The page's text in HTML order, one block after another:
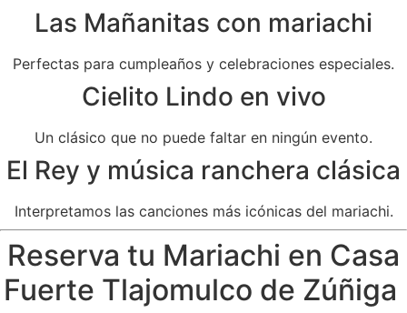
Las Mañanitas con mariachi
Perfectas para cumpleaños y celebraciones especiales.
Cielito Lindo en vivo
Un clásico que no puede faltar en ningún evento.
El Rey y música ranchera clásica
Interpretamos las canciones más icónicas del mariachi.
Reserva tu Mariachi en Casa
Fuerte Tlajomulco de Zúñiga